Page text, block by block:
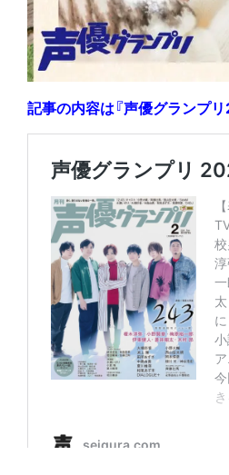
記事の内容は『声優グランプリ